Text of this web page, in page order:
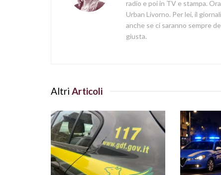
radio e poi in TV e stampa.
Urban Livorno. Per lei, il
anche se ci saranno sempre
giusta.
Altri Articoli